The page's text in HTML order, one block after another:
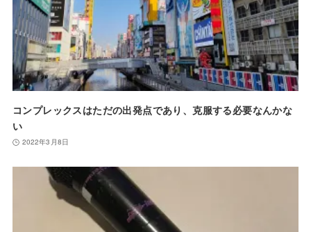
コンプレックスはただの出発点であり、克服する必要なんかな
い
2022年3月8日